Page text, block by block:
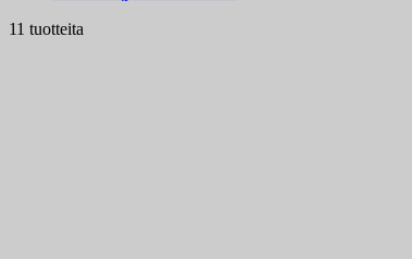
11 tuotteita